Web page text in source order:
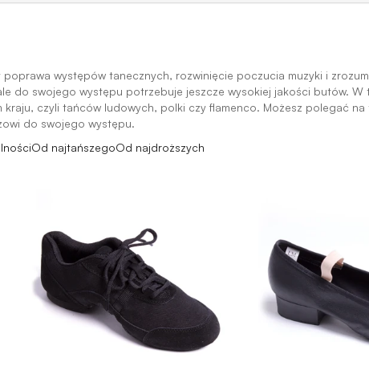
występów tanecznych, rozwinięcie poczucia muzyki i
do swojego występu potrzebuje jeszcze wysokiej jakości butów.
czyli tańców ludowych, polki czy flamenco. Możesz polegać na
do swojego występu.
Od najtańszegoOd najdroższych